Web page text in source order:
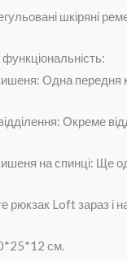
шкіряні
Одна передня
Окреме
на спинці: Ще
рюкзак Loft зараз і
см.